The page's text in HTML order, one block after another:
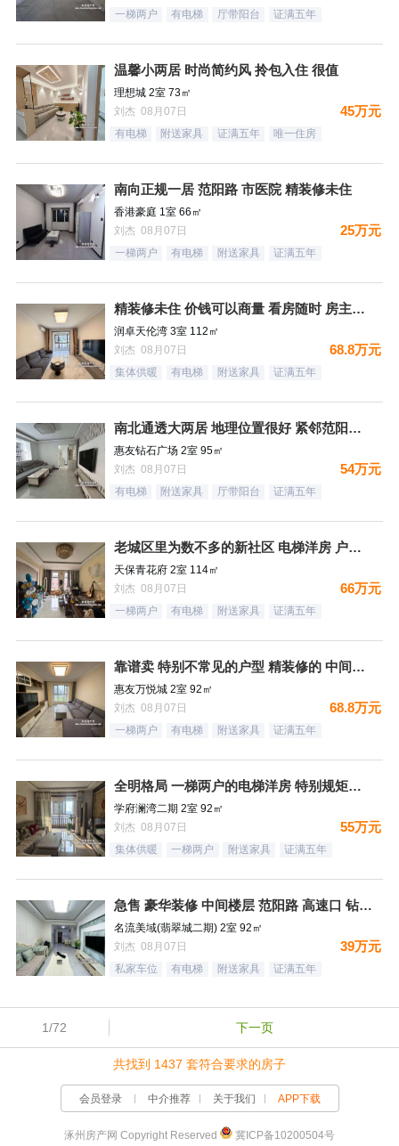
一梯两户 有电梯 厅带阳台 证满五年
温馨小两居 时尚简约风 拎包入住 很值
理想城 2室 73㎡
刘杰 08月07日
45万元
有电梯 附送家具 证满五年 唯一住房
南向正规一居 范阳路 市医院 精装修未住
香港豪庭 1室 66㎡
刘杰 08月07日
25万元
一梯两户 有电梯 附送家具 证满五年
精装修未住 价钱可以商量 看房随时 房主诚意出售
润卓天伦湾 3室 112㎡
刘杰 08月07日
68.8万元
集体供暖 有电梯 附送家具 证满五年
南北通透大两居 地理位置很好 紧邻范阳路 出门钻石广场 生
惠友钻石广场 2室 95㎡
刘杰 08月07日
54万元
有电梯 附送家具 厅带阳台 证满五年
老城区里为数不多的新社区 电梯洋房 户型方正
天保青花府 2室 114㎡
刘杰 08月07日
66万元
一梯两户 有电梯 附送家具 证满五年
靠谱卖 特别不常见的户型 精装修的 中间楼层 卫生间带窗户
惠友万悦城 2室 92㎡
刘杰 08月07日
68.8万元
一梯两户 有电梯 附送家具 证满五年
全明格局 一梯两户的电梯洋房 特别规矩的一个小区 集中供暖
学府澜湾二期 2室 92㎡
刘杰 08月07日
55万元
集体供暖 一梯两户 附送家具 证满五年
急售 豪华装修 中间楼层 范阳路 高速口 钻石广场
名流美域(翡翠城二期) 2室 92㎡
刘杰 08月07日
39万元
私家车位 有电梯 附送家具 证满五年
1/72 下一页
共找到 1437 套符合要求的房子
会员登录 中介推荐 关于我们 APP下载
涿州房产网 Copyright Reserved 冀ICP备10200504号